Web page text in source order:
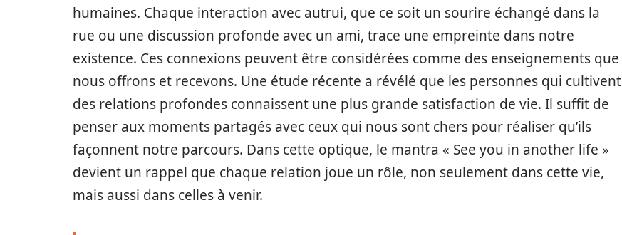
humaines. Chaque interaction avec autrui, que ce soit un sourire échangé dans la
rue ou une discussion profonde avec un ami, trace une empreinte dans notre
existence. Ces connexions peuvent être considérées comme des enseignements que
nous offrons et recevons. Une étude récente a révélé que les personnes qui cultivent
des relations profondes connaissent une plus grande satisfaction de vie. Il suffit de
penser aux moments partagés avec ceux qui nous sont chers pour réaliser qu’ils
façonnent notre parcours. Dans cette optique, le mantra « See you in another life »
devient un rappel que chaque relation joue un rôle, non seulement dans cette vie,
mais aussi dans celles à venir.